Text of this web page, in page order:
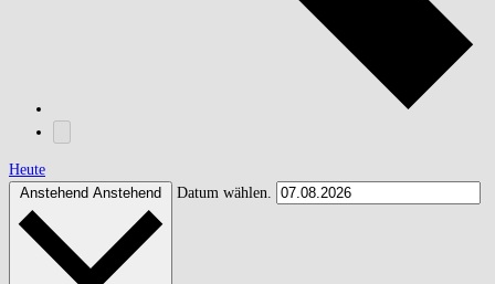
Heute
Anstehend Anstehend Datum wählen.